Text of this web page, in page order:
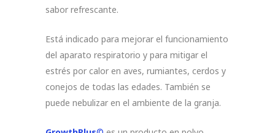
sabor refrescante.
Está indicado para mejorar el funcionamiento
del aparato respiratorio y para mitigar el
estrés por calor en aves, rumiantes, cerdos y
conejos de todas las edades. También se
puede nebulizar en el ambiente de la granja.